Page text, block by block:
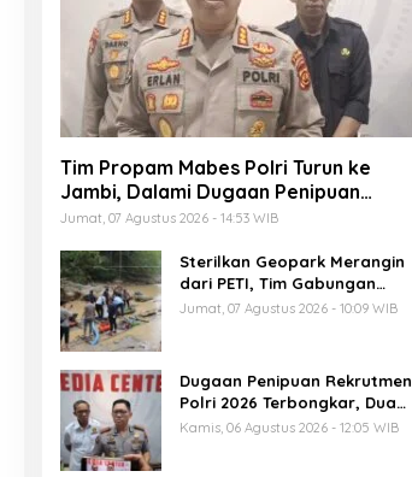
Tim Propam Mabes Polri Turun ke
Jambi, Dalami Dugaan Penipuan
Rekrutmen Polri
Jumat, 07 Agustus 2026 - 14:53 WIB
Sterilkan Geopark Merangin
dari PETI, Tim Gabungan
Temukan Empat Rakit
Jumat, 07 Agustus 2026 - 10:09 WIB
Dugaan Penipuan Rekrutmen
Polri 2026 Terbongkar, Dua
Oknum Anggota Diamankan
Kamis, 06 Agustus 2026 - 12:05 WIB